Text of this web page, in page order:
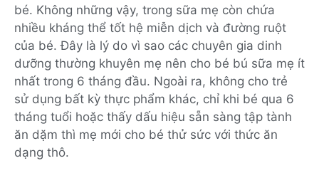
bé. Không những vậy, trong sữa mẹ còn chứa
nhiều kháng thể tốt hệ miễn dịch và đường ruột
của bé. Đây là lý do vì sao các chuyên gia dinh
dưỡng thường khuyên mẹ nên cho bé bú sữa mẹ ít
nhất trong 6 tháng đầu. Ngoài ra, không cho trẻ
sử dụng bất kỳ thực phẩm khác, chỉ khi bé qua 6
tháng tuổi hoặc thấy dấu hiệu sẵn sàng tập tành
ăn dặm thì mẹ mới cho bé thử sức với thức ăn
dạng thô.